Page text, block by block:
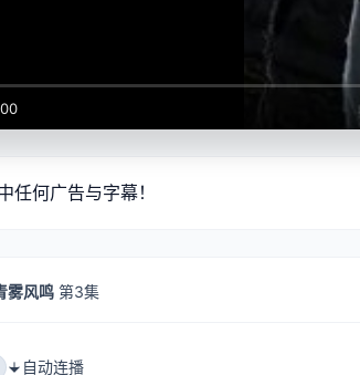
任何广告与字幕！
雾风鸣 第3集
自动连播